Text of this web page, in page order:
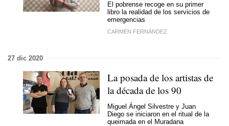
El pobrense recoge en su primer
libro la realidad de los servicios de
emergencias
CARMEN FERNÁNDEZ
27 dic 2020
La posada de los artistas de
la década de los 90
Miguel Ángel Silvestre y Juan
Diego se iniciaron en el ritual de la
queimada en el Muradana